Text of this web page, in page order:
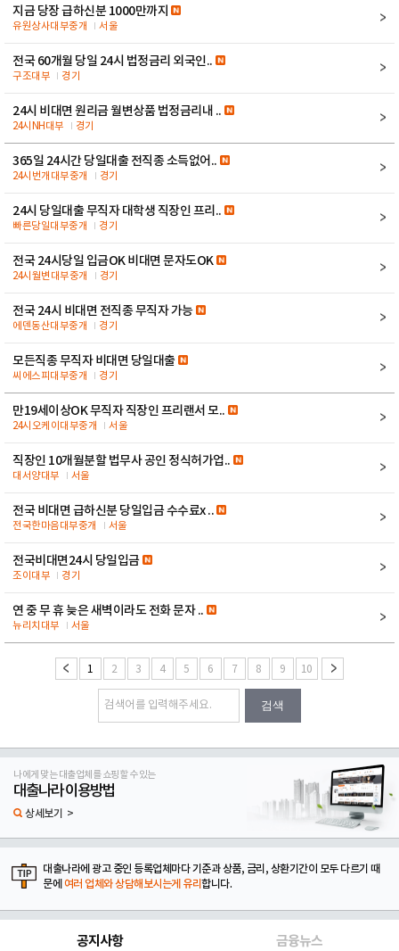
지금 당장 급하신분 1000만까지
유원상사대부중개 서울
전국 60개월 당일 24시 법정금리 외국인..
구조대부 경기
24시 비대면 원리금 월변상품 법정금리내 ..
24시NH대부 경기
365일 24시간 당일대출 전직종 소득없어..
24시번개대부중개 경기
24시 당일대출 무직자 대학생 직장인 프리..
빠른당일대부중개 경기
전국 24시당일 입금OK 비대면 문자도OK
24시월변대부중개 경기
전국 24시 비대면 전직종 무직자 가능
에덴동산대부중개 경기
모든직종 무직자 비대면 당일대출
씨에스피대부중개 경기
만19세이상OK 무직자 직장인 프리랜서 모..
24시오케이대부중개 서울
직장인 10개월분할 법무사 공인 정식허가업..
대서양대부 서울
전국 비대면 급하신분 당일입금 수수료x ..
전국한마음대부중개 서울
전국비대면24시 당일입금
조이대부 경기
연 중 무 휴 늦은 새벽이라도 전화 문자 ..
뉴리치대부 서울
1 2 3 4 5 6 7 8 9 10
검색
나에게 맞는 대출업체를 쇼핑할 수 있는
대출나라 이용방법
상세보기 >
대출나라에 광고 중인 등록업체마다 기준과 상품, 금리, 상환기간이 모두 다르기 때
문에 여러 업체와 상담해보시는게 유리합니다.
공지사항 금융뉴스